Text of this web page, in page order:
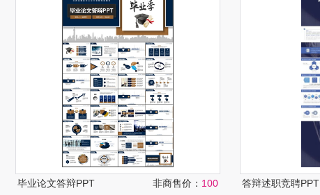
毕业论文答辩PPT 非商售价： 100 答辩述职竞聘PPT